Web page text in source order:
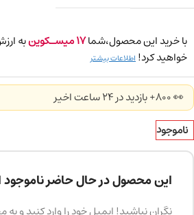
با خرید این محصول،شما17میسـکوینبه
خواهید کرد! اطلاعات بیشتر
👀 800+ بازدید در ۲۴ ساعت اخیر
ناموجود
این محصول در حال حاضر
نگران نباشید! ایمیل خود را وارد کنید و به